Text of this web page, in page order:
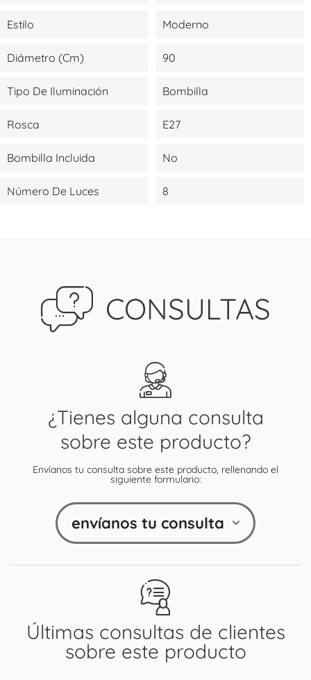
Estilo Moderno
Diámetro (cm) 90
Tipo De Iluminación Bombilla
Rosca E27
Bombilla Incluida No
Número De Luces 8
CONSULTAS
Últimas consultas de clientes
sobre este producto
¿Tienes alguna consulta
sobre este producto?
Envíanos tu consulta sobre este producto, rellenando el
siguiente formulario:
envíanos tu consulta